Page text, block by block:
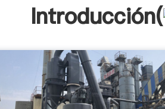
Introducción(